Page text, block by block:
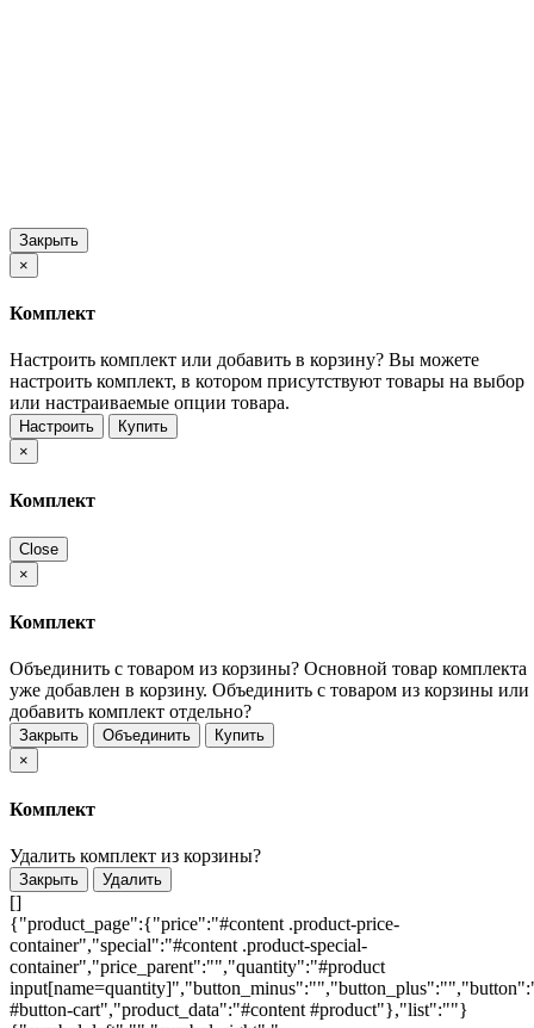
Закрыть
×
Комплект
Настроить комплект или добавить в корзину? Вы можете
настроить комплект, в котором присутствуют товары на выбор
или настраиваемые опции товара.
Настроить
Купить
×
Комплект
Close
×
Комплект
Объединить с товаром из корзины? Основной товар комплекта
уже добавлен в корзину. Объединить с товаром из корзины или
добавить комплект отдельно?
Закрыть Объединить
Купить
×
Комплект
Удалить комплект из корзины?
Закрыть Удалить
[]
{"product_page":{"price":"#content .product-price-
container","special":"#content .product-special-
container","price_parent":"","quantity":"#product
#button-cart","product_data":"#content #product"},"list":""}